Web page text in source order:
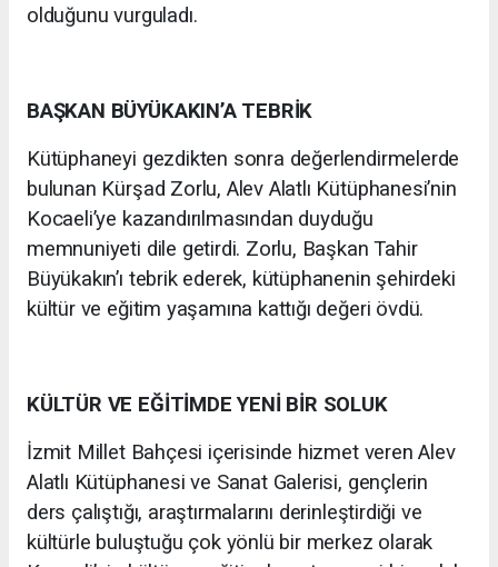
olduğunu vurguladı.
BAŞKAN BÜYÜKAKIN’A TEBRİK
Kütüphaneyi gezdikten sonra değerlendirmelerde
bulunan Kürşad Zorlu, Alev Alatlı Kütüphanesi’nin
Kocaeli’ye kazandırılmasından duyduğu
memnuniyeti dile getirdi. Zorlu, Başkan Tahir
Büyükakın’ı tebrik ederek, kütüphanenin şehirdeki
kültür ve eğitim yaşamına kattığı değeri övdü.
KÜLTÜR VE EĞİTİMDE YENİ BİR SOLUK
İzmit Millet Bahçesi içerisinde hizmet veren Alev
Alatlı Kütüphanesi ve Sanat Galerisi, gençlerin
ders çalıştığı, araştırmalarını derinleştirdiği ve
kültürle buluştuğu çok yönlü bir merkez olarak